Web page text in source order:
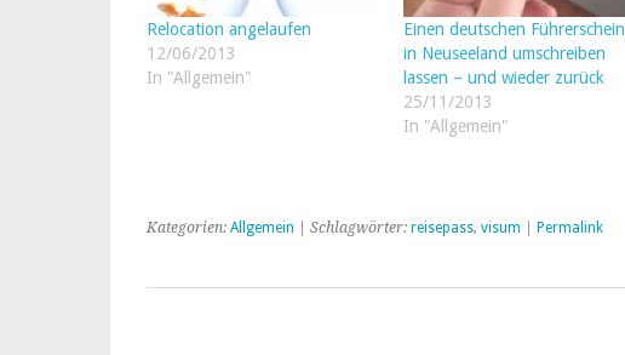
Relocation angelaufen
12/06/2013
In "Allgemein"
Einen deutschen Führerschein
in Neuseeland umschreiben
lassen – und wieder zurück
25/11/2013
In "Allgemein"
Kategorien: Allgemein | Schlagwörter: reisepass, visum Permalink